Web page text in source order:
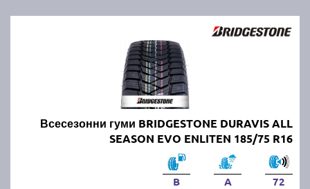
Всесезонни гуми BRIDGESTONE DURAVIS ALL
SEASON EVO ENLITEN 185/75 R16
B A 72